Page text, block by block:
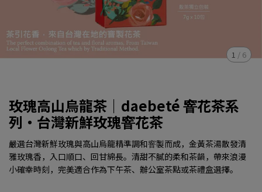
1 / 6
玫瑰高山烏龍茶｜daebeté 窨花茶系
列・台灣新鮮玫瑰窨花茶
嚴選台灣新鮮玫瑰與高山烏龍精準調和窨製而成，金黃茶湯散發清
雅玫瑰香，入口順口、回甘綿長。清甜不膩的柔和茶韻，帶來浪漫
小確幸時刻，完美適合作為下午茶、辦公室茶點或茶禮盒選擇。